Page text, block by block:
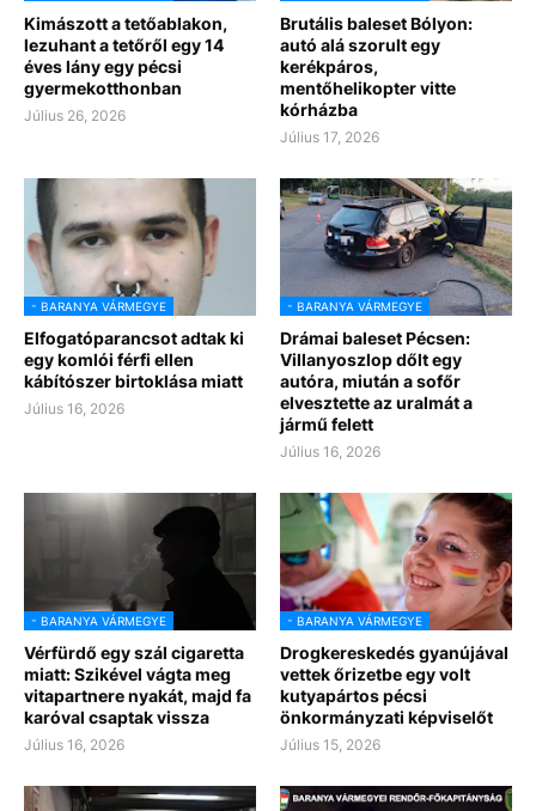
Kimászott a tetőablakon,
lezuhant a tetőről egy 14
éves lány egy pécsi
gyermekotthonban
Július 26, 2026
Brutális baleset Bólyon:
autó alá szorult egy
kerékpáros,
mentőhelikopter vitte
kórházba
Július 17, 2026
- BARANYA VÁRMEGYE
Elfogatóparancsot adtak ki
egy komlói férfi ellen
kábítószer birtoklása miatt
Július 16, 2026
- BARANYA VÁRMEGYE
Drámai baleset Pécsen:
Villanyoszlop dőlt egy
autóra, miután a sofőr
elvesztette az uralmát a
jármű felett
Július 16, 2026
- BARANYA VÁRMEGYE
Vérfürdő egy szál cigaretta
miatt: Szikével vágta meg
vitapartnere nyakát, majd fa
karóval csaptak vissza
Július 16, 2026
- BARANYA VÁRMEGYE
Drogkereskedés gyanújával
vettek őrizetbe egy volt
kutyapártos pécsi
önkormányzati képviselőt
Július 15, 2026